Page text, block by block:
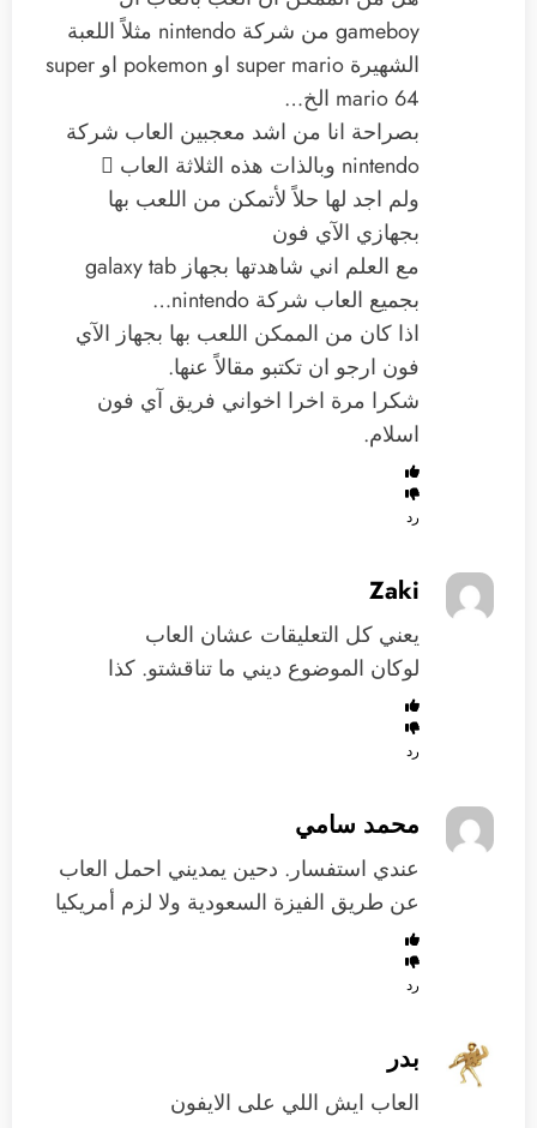
gameboy من شركة nintendo مثلاً اللعبة
الشهيرة super mario او pokemon او super
mario 64 الخ…
بصراحة انا من اشد معجبين العاب شركة
nintendo وبالذات هذه الثلاثة العاب 
ولم اجد لها حلاً لأتمكن من اللعب بها
بجهازي الآي فون
مع العلم اني شاهدتها بجهاز galaxy tab
بجميع العاب شركة nintendo…
اذا كان من الممكن اللعب بها بجهاز الآي
فون ارجو ان تكتبو مقالاً عنها.
شكرا مرة اخرا اخواني فريق آي فون
اسلام.
رد
Zaki
يعني كل التعليقات عشان العاب
لوكان الموضوع ديني ما تناقشتو. كذا
رد
محمد سامي
عندي استفسار. دحين يمديني احمل العاب
عن طريق الفيزة السعودية ولا لزم أمريكيا
رد
بدر
العاب ايش اللي على الايفون